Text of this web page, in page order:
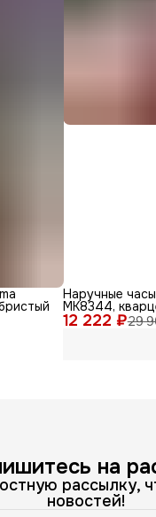
12 222 ₽29
Наручные часы
MK8344,
на
рассылку,
новостей!